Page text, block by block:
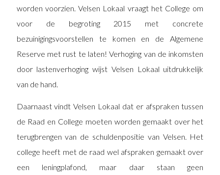
worden voorzien. Velsen Lokaal vraagt het College om
voor de begroting 2015 met concrete
bezuinigingsvoorstellen te komen en de Algemene
Reserve met rust te laten! Verhoging van de inkomsten
door lastenverhoging wijst Velsen Lokaal uitdrukkelijk
van de hand.
Daarnaast vindt Velsen Lokaal dat er afspraken tussen
de Raad en College moeten worden gemaakt over het
terugbrengen van de schuldenpositie van Velsen. Het
college heeft met de raad wel afspraken gemaakt over
een leningplafond, maar daar staan geen